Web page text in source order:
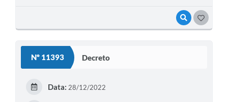
VISUALIZAR
Nº 11393 Decreto
Data: 28/12/2022